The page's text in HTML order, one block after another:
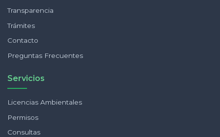
Transparencia
Trámites
Contacto
Preguntas Frecuentes
Servicios
Licencias Ambientales
Permisos
Consultas